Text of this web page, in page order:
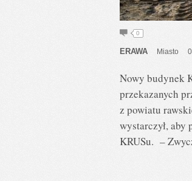
0
ERAWA Miasto
Nowy budynek
przekazanych
z powiatu
wystarczył,
KRUSu. –